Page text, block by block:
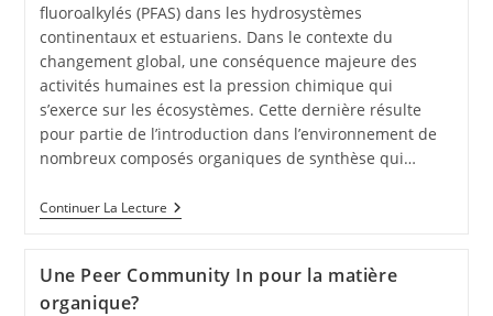
fluoroalkylés (PFAS) dans les hydrosystèmes
continentaux et estuariens. Dans le contexte du
changement global, une conséquence majeure des
activités humaines est la pression chimique qui
s’exerce sur les écosystèmes. Cette dernière résulte
pour partie de l’introduction dans l’environnement de
nombreux composés organiques de synthèse qui…
Continuer La Lecture
Une Peer Community In pour la matière
organique?